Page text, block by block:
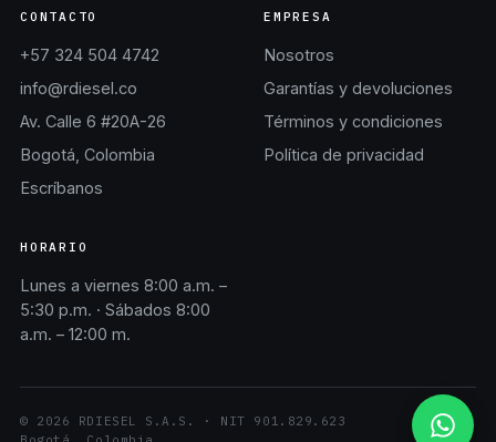
CONTACTO
+57 324 504 4742
info@rdiesel.co
Av. Calle 6 #20A-26
Bogotá, Colombia
Escríbanos
EMPRESA
Nosotros
Garantías y devoluciones
Términos y condiciones
Política de privacidad
HORARIO
Lunes a viernes 8:00 a.m. –
5:30 p.m. · Sábados 8:00
a.m. – 12:00 m.
© 2026 RDIESEL S.A.S. · NIT 901.829.623